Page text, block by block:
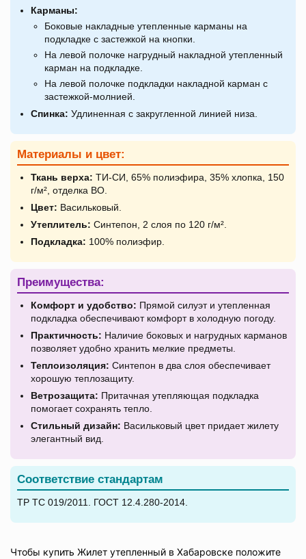
Карманы:
Боковые накладные утепленные карманы на
подкладке с застежкой на кнопки.
На левой полочке нагрудный накладной утепленный
карман на подкладке.
На левой полочке подкладки накладной карман с
застежкой-молнией.
Спинка: Удлиненная с закругленной линией низа.
Материалы и цвет:
Ткань верха: ТИ-СИ, 65% полиэфира, 35% хлопка, 150
г/м², отделка ВО.
Цвет: Васильковый.
Утеплитель: Синтепон, 2 слоя по 120 г/м².
Подкладка: 100% полиэфир.
Преимущества:
Комфорт и удобство: Прямой силуэт и утепленная
подкладка обеспечивают комфорт в холодную погоду.
Практичность: Наличие боковых и нагрудных карманов
позволяет удобно хранить мелкие предметы.
Теплоизоляция: Синтепон в два слоя обеспечивает
хорошую теплозащиту.
Ветрозащита: Притачная утепляющая подкладка
помогает сохранять тепло.
Стильный дизайн: Васильковый цвет придает жилету
элегантный вид.
Соответствие стандартам
ТР ТС 019/2011. ГОСТ 12.4.280-2014.
Чтобы купить Жилет утепленный в Хабаровске положите